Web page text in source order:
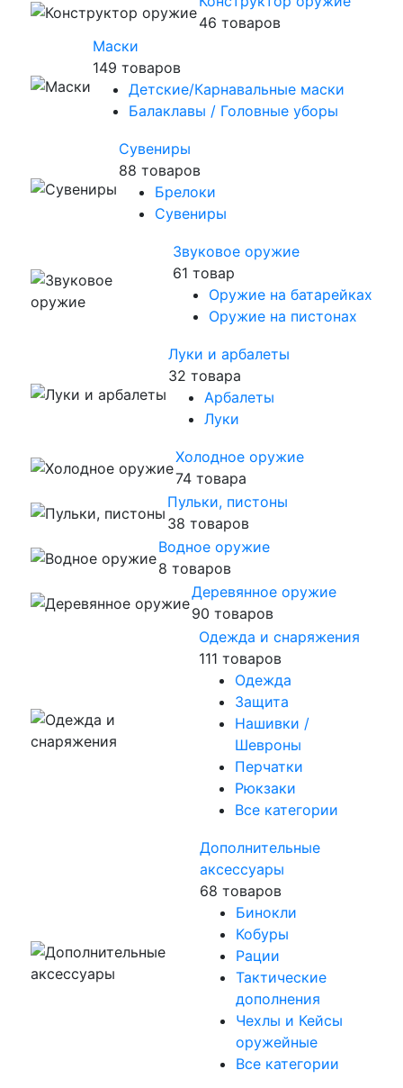
46 товаров
Маски
149 товаров
Детские/Карнавальные маски
Балаклавы / Головные уборы
Сувениры
88 товаров
Брелоки
Сувениры
Звуковое оружие
61 товар
Оружие на батарейках
Оружие на пистонах
Луки и арбалеты
32 товара
Арбалеты
Луки
Холодное оружие
74 товара
Пульки, пистоны
38 товаров
Водное оружие
8 товаров
Деревянное оружие
90 товаров
Одежда и снаряжения
111 товаров
Одежда
Защита
Нашивки /
Шевроны
Перчатки
Рюкзаки
Все категории
Дополнительные
аксессуары
68 товаров
Бинокли
Кобуры
Рации
Тактические
дополнения
Чехлы и Кейсы
оружейные
Все категории